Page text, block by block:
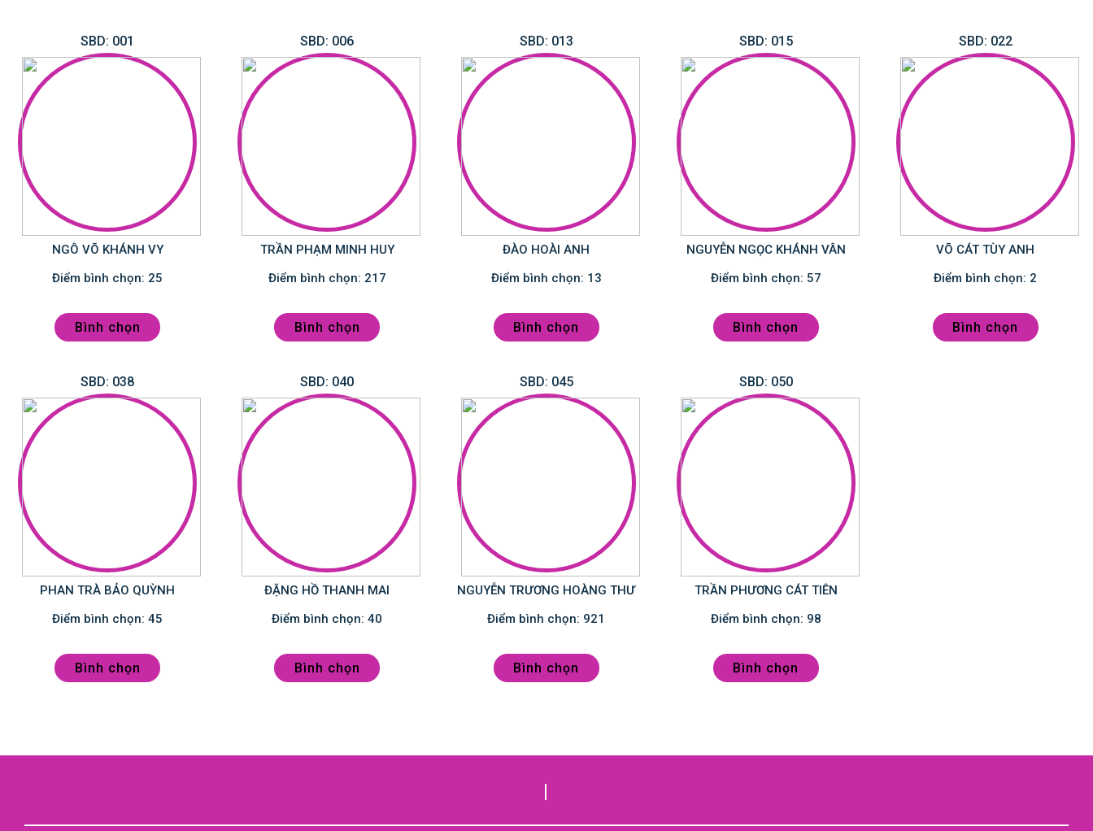
SBD: 001
NGÔ VÕ KHÁNH VY
Điểm bình chọn: 25
Bình chọn
SBD: 006
TRẦN PHẠM MINH HUY
Điểm bình chọn: 217
Bình chọn
SBD: 013
ĐÀO HOÀI ANH
Điểm bình chọn: 13
Bình chọn
SBD: 015
NGUYỄN NGỌC KHÁNH VÂN
Điểm bình chọn: 57
Bình chọn
SBD: 022
VÕ CÁT TÙY ANH
Điểm bình chọn: 2
Bình chọn
SBD: 038
PHAN TRÀ BẢO QUỲNH
Điểm bình chọn: 45
Bình chọn
SBD: 040
ĐẶNG HỒ THANH MAI
Điểm bình chọn: 40
Bình chọn
SBD: 045
NGUYỄN TRƯƠNG HOÀNG THƯ
Điểm bình chọn: 921
Bình chọn
SBD: 050
TRẦN PHƯƠNG CÁT TIÊN
Điểm bình chọn: 98
Bình chọn